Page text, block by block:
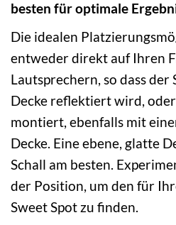
besten für optimale
Die idealen
entweder direkt auf Ihren
Lautsprechern, so dass der
Decke reflektiert wird,
montiert, ebenfalls mit
Decke. Eine ebene, glatte
Schall am besten.
der Position, um den für
Sweet Spot zu finden.